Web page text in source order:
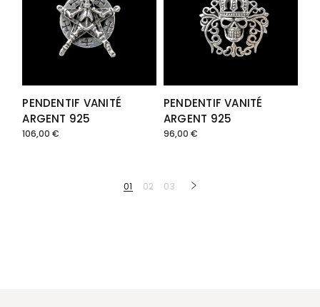
PENDENTIF VANITÉ
ARGENT 925
106,00€
PENDENTIF VANITÉ
ARGENT 925
96,00 €
01 02 03